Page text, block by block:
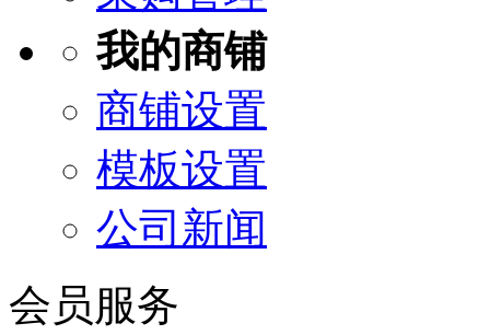
我的商铺
商铺设置
模板设置
公司新闻
会员服务